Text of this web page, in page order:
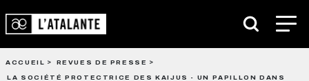
ACCUEIL
REVUES DE PRESSE
LA SOCIÉTÉ PROTECTRICE DES KAIJUS - UN PAPILLON DANS